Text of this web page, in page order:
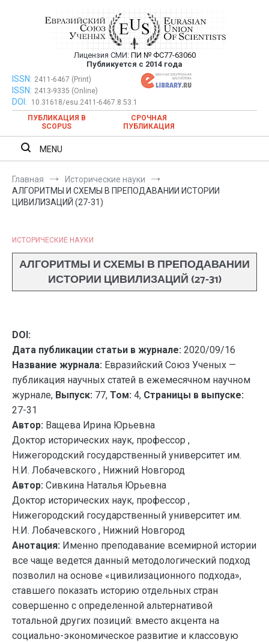
Евразийский Союз Ученых —
публикация научных статей в
ежемесячном научном журнале
Лицензия СМИ: ПИ № ФС77-63060
Публикуется с 2014 года
Евразийский Союз Ученых — публикация научных статей в
ежемесячном научном журнале
ISSN: 2411-6467 (Print)
ISSN: 2413-9335 (Online)
DOI:
10.31618/esu.2411-6467.8.53.1
ПУБЛИКАЦИЯ В
SCOPUS
СРОЧНАЯ
ПУБЛИКАЦИЯ
MENU
Главная
Исторические науки
АЛГОРИТМЫ И СХЕМЫ В ПРЕПОДАВАНИИ ИСТОРИИ
ЦИВИЛИЗАЦИЙ (27-31)
ИСТОРИЧЕСКИЕ НАУКИ
АЛГОРИТМЫ И СХЕМЫ В ПРЕПОДАВАНИИ
ИСТОРИИ ЦИВИЛИЗАЦИЙ (27-31)
DOI:
Дата публикации статьи в журнале: 2020/09/16
Название журнала: Евразийский Союз Ученых —
публикация научных статей в ежемесячном научном
журнале, Выпуск: 77, Том: 4, Страницы в выпуске:
27-31
Автор: Ващева Ирина Юрьевна
Доктор исторических наук, профессор ,
Нижегородский государственный университет им.
Н.И. Лобачевского , Нижний Новгород
Автор: Сивкина Наталья Юрьевна
Доктор исторических наук, профессор ,
Нижегородский государственный университет им.
Н.И. Лобачевского , Нижний Новгород
Анотация: Именно преподавание всемирной истории
все чаще ведется данный методологический подход
позволил на основе «цивилизационного подхода»,
ставшего показать историю отдельных стран
совершенно с определенной альтернативой
тотальной других позиций: вместо акцента на
социально-экономическое развитие и классовую